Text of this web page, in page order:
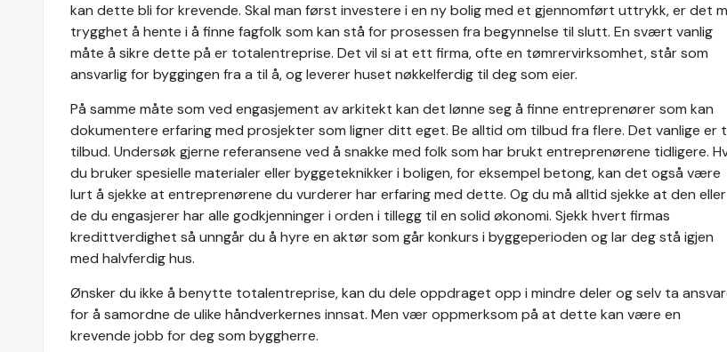
kan dette bli for krevende. Skal man først investere i en ny bolig med et gjennomført uttrykk, er det
trygghet å hente i å finne fagfolk som kan stå for prosessen fra begynnelse til slutt. En svært vanlig
måte å sikre dette på er totalentreprise. Det vil si at ett firma, ofte en tømrervirksomhet, står som
ansvarlig for byggingen fra a til å, og leverer huset nøkkelferdig til deg som eier.
På samme måte som ved engasjement av arkitekt kan det lønne seg å finne entreprenører som kan
dokumentere erfaring med prosjekter som ligner ditt eget. Be alltid om tilbud fra flere. Det vanlige er
tilbud. Undersøk gjerne referansene ved å snakke med folk som har brukt entreprenørene tidligere.
du bruker spesielle materialer eller byggeteknikker i boligen, for eksempel betong, kan det også være
lurt å sjekke at entreprenørene du vurderer har erfaring med dette. Og du må alltid sjekke at den eller
de du engasjerer har alle godkjenninger i orden i tillegg til en solid økonomi. Sjekk hvert firmas
kredittverdighet så unngår du å hyre en aktør som går konkurs i byggeperioden og lar deg stå igjen
med halvferdig hus.
Ønsker du ikke å benytte totalentreprise, kan du dele oppdraget opp i mindre deler og selv ta
for å samordne de ulike håndverkernes innsat. Men vær oppmerksom på at dette kan være en
krevende jobb for deg som byggherre.